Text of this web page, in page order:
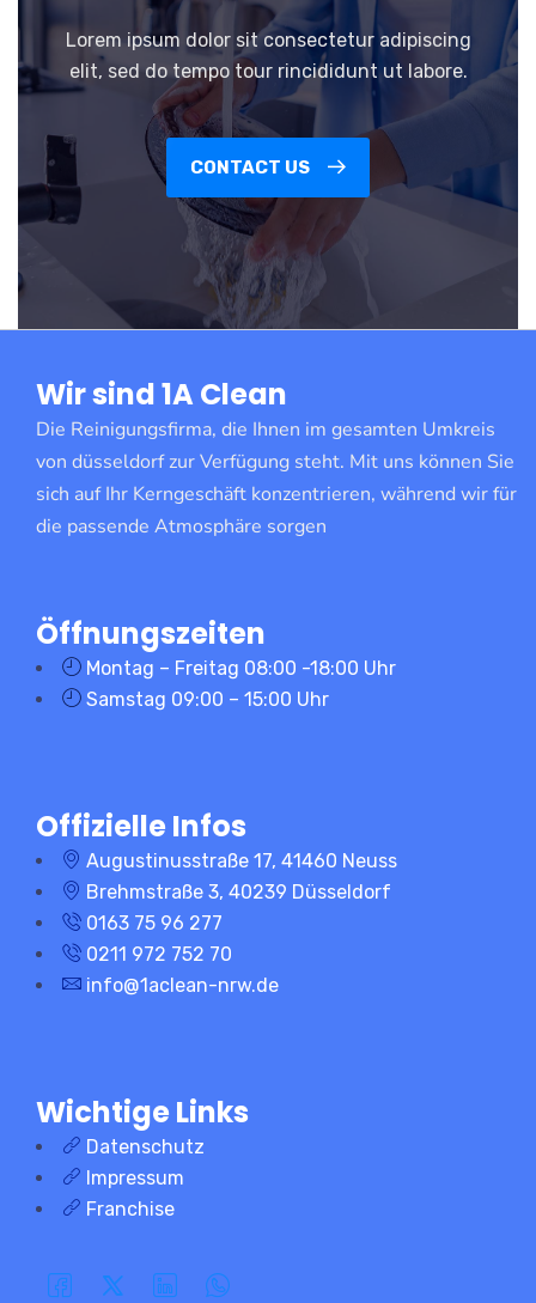
Lorem ipsum dolor sit consectetur adipiscing
elit, sed do tempo tour rincididunt ut labore.
CONTACT US
Wir sind 1A Clean
Die Reinigungsfirma, die Ihnen im gesamten Umkreis
von düsseldorf zur Verfügung steht. Mit uns können Sie
sich auf Ihr Kerngeschäft konzentrieren, während wir für
die passende Atmosphäre sorgen
Öffnungszeiten
Montag – Freitag 08:00 -18:00 Uhr
Samstag 09:00 – 15:00 Uhr
Offizielle Infos
Augustinusstraße 17, 41460 Neuss
Brehmstraße 3, 40239 Düsseldorf
0163 75 96 277
0211 972 752 70
info@1aclean-nrw.de
Wichtige Links
Datenschutz
Impressum
Franchise